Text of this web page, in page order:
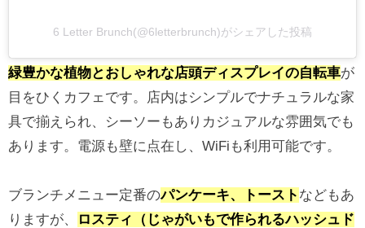
6 Letter Brunch(@6letterbrunch)がシェアした投稿
緑豊かな植物とおしゃれな店頭ディスプレイの自転車が
目をひくカフェです。店内はシンプルでナチュラルな家
具で揃えられ、シーソーもありカジュアルな雰囲気でも
あります。電源も壁に点在し、WiFiも利用可能です。
ブランチメニュー定番のパンケーキ、トースト などもあ
りますが、
ロスティ（じゃがいもで作られるハッシュド